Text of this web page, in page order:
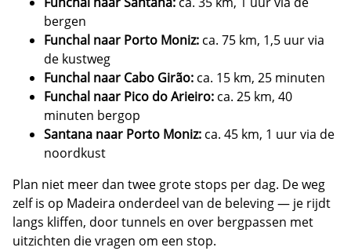
bergen
Funchal naar Porto Moniz: ca. 75 km, 1,5 uur via
de kustweg
Funchal naar Cabo Girão: ca. 15 km, 25 minuten
Funchal naar Pico do Arieiro: ca. 25 km, 40
minuten bergop
Santana naar Porto Moniz: ca. 45 km, 1 uur via de
noordkust
Plan niet meer dan twee grote stops per dag. De weg
zelf is op Madeira onderdeel van de beleving — je rijdt
langs kliffen, door tunnels en over bergpassen met
uitzichten die vragen om een stop.